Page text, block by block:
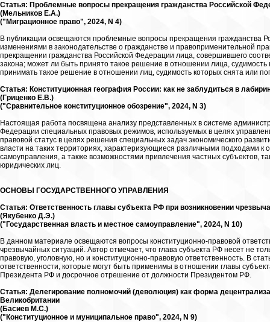
Статья: Проблемные вопросы прекращения гражданства Российской
(Мельников Е.А.)
("Миграционное право", 2024, N 4)
В публикации освещаются проблемные вопросы прекращения гражданства
изменениями в законодательстве о гражданстве и правоприменительной
прекращении гражданства Российской Федерации лица, совершившего
закона; может ли быть принято такое решение в отношении лица,
принимать такое решение в отношении лиц, судимость которых снята или
Статья: Конституционная география России: как не заблудиться в
(Гриценко Е.В.)
("Сравнительное конституционное обозрение", 2024, N 3)
Настоящая работа посвящена анализу представленных в системе
Федерации специальных правовых режимов, используемых в целях
правовой статус в целях решения специальных задач экономического
власти на таких территориях, характеризующиеся различными подходами к
самоуправления, а также возможностями привлечения частных субъектов,
юридических лиц.
ОСНОВЫ ГОСУДАРСТВЕННОГО УПРАВЛЕНИЯ
Статья: Ответственность главы субъекта РФ при возникновении
(Якубенко Д.Э.)
("Государственная власть и местное самоуправление", 2024, N 10)
В данном материале освещаются вопросы конституционно-правовой
чрезвычайных ситуаций. Автор отмечает, что глава субъекта РФ несет не
правовую, уголовную, но и конституционно-правовую ответственность. В
ответственности, которые могут быть применимы в отношении главы
Президента РФ и досрочное отрешение от должности Президентом РФ.
Статья: Делегирование полномочий (деволюция) как форма
Великобритании
(Басиев М.С.)
("Конституционное и муниципальное право", 2024, N 9)